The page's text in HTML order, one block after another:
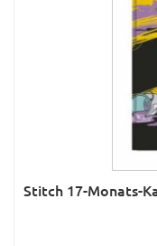
Stitch 17-Monats-